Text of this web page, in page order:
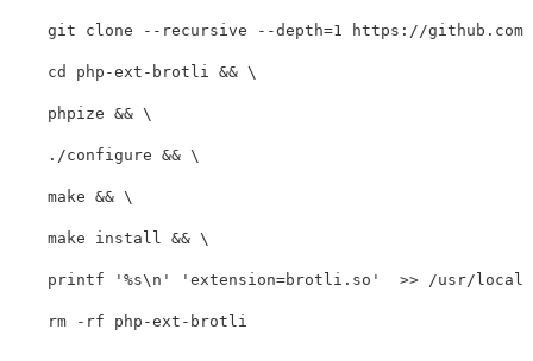
git clone --recursive --depth=1 https://
    cd php-ext-brotli && \
    phpize && \
    ./configure && \
    make && \
    make install && \
printf '%s\n' 'extension=brotli.so'  >> /usr/
    rm -rf php-ext-brotli